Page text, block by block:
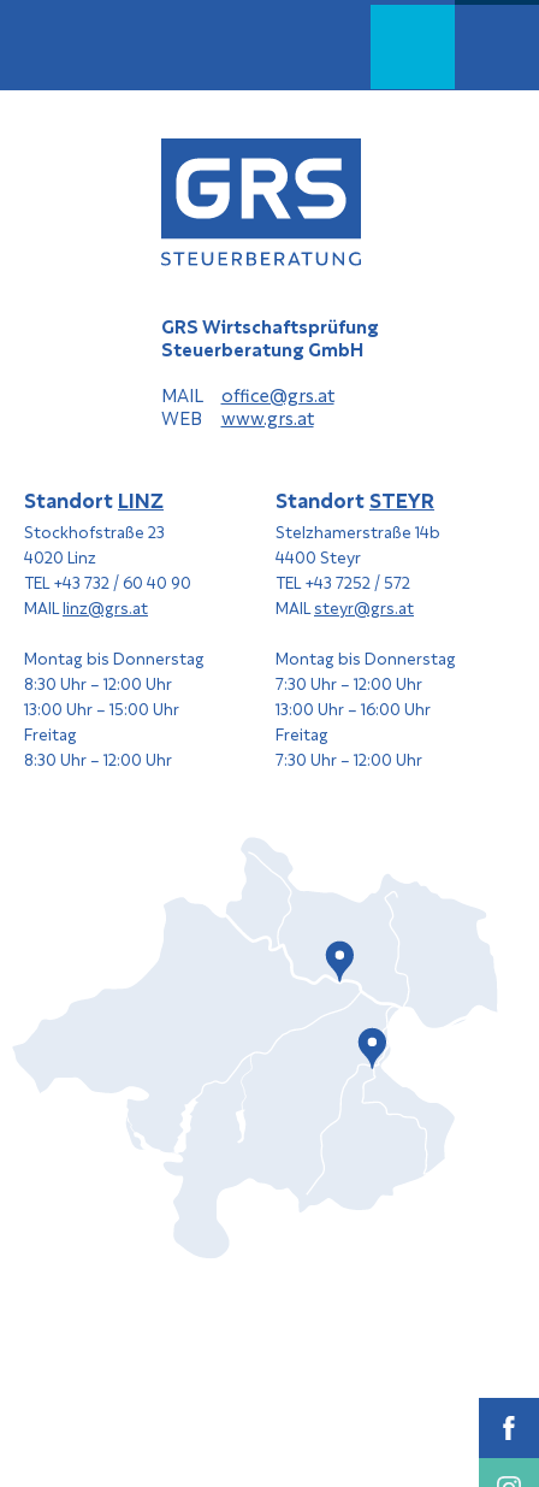
GRS Wirtschaftsprüfung
Steuerberatung GmbH
MAIL
office@grs.at
WEB www.grs.at
StandortLINZ
Stockhofstraße 23
4020 Linz
TEL +43 732 / 60 40 90
MAIL linz@grs.at
Montag bis Donnerstag
8:30 Uhr – 12:00 Uhr
13:00 Uhr – 15:00 Uhr
Freitag
8:30 Uhr – 12:00 Uhr
StandortSTEYR
Stelzhamerstraße 14b
4400 Steyr
TEL +43 7252 / 572
MAIL steyr@grs.at
Montag bis Donnerstag
7:30 Uhr – 12:00 Uhr
13:00 Uhr – 16:00 Uhr
Freitag
7:30 Uhr – 12:00 Uhr